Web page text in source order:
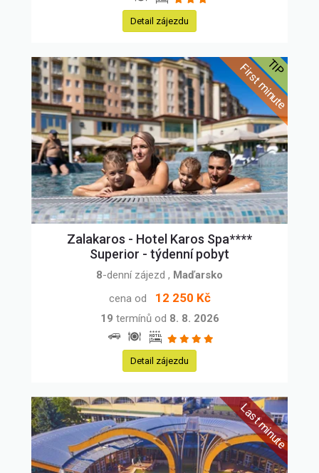
Detail zájezdu
Zalakaros - Hotel Karos Spa****
Superior - týdenní pobyt
8-denní zájezd , Maďarsko
cena od
12 250 Kč
19 termínů od 8. 8. 2026
Detail zájezdu